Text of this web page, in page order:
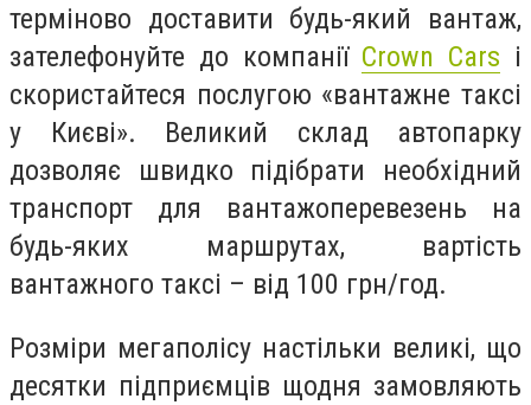
терміново доставити будь-який вантаж,
зателефонуйте до компанії Crown Cars і
скористайтеся послугою «вантажне таксі
у Києві». Великий склад автопарку
дозволяє швидко підібрати необхідний
транспорт для вантажоперевезень на
будь-яких маршрутах, вартість
вантажного таксі – від 100 грн/год.
Розміри мегаполісу настільки великі, що
десятки підприємців щодня замовляють